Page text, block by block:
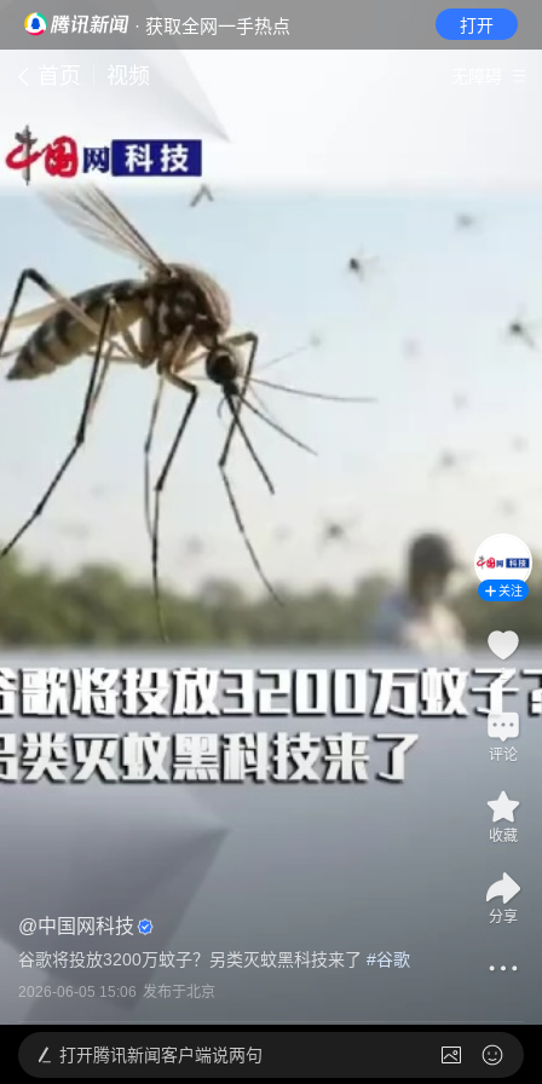
· 获取全网一手热点 打开
视频
@中国网科技
谷歌将投放3200万蚊子？另类灭蚊黑科技来了 #谷歌
2026-06-05 15:06 发布于北京
关注
1
评论
收藏
分享
打开腾讯新闻客户端说两句